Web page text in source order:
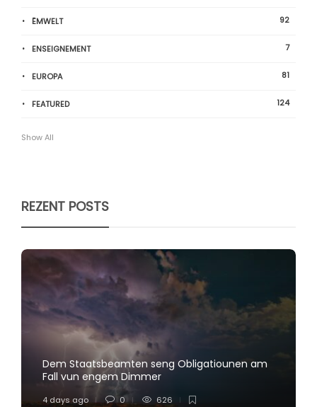
ËMWELT 92
ENSEIGNEMENT 7
EUROPA 81
FEATURED 124
Show All
REZENT POSTS
Dem Staatsbeamten seng Obligatiounen am
Fall vun engem Dimmer
4 days ago 0 626